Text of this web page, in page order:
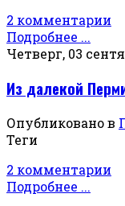
2 комментарии
Подробнее ...
Четверг, 03
Из далекой
Опубликовано в
Теги
2 комментарии
Подробнее ...